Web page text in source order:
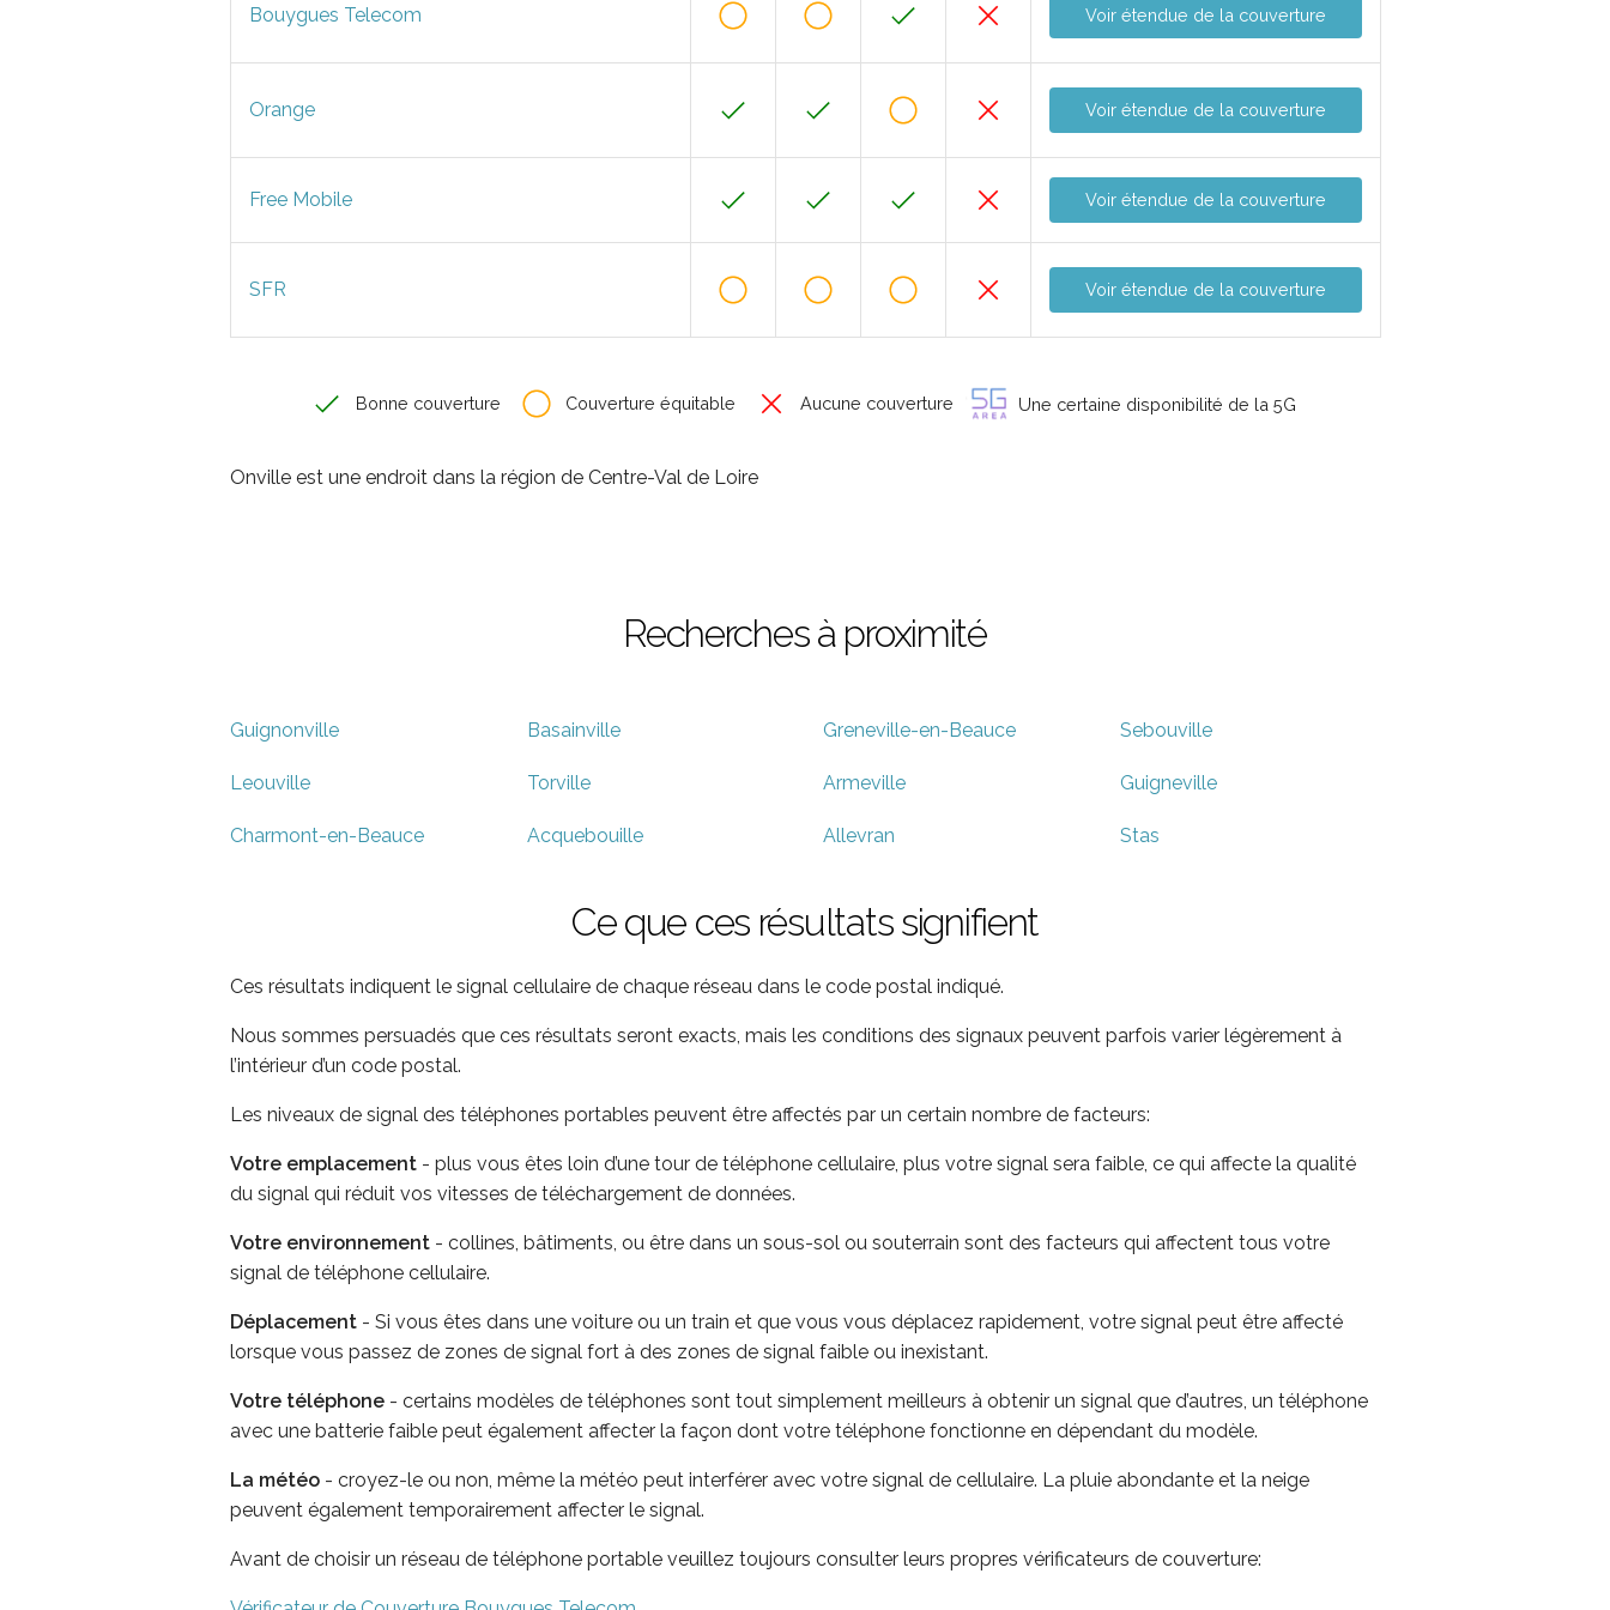
Bouygues Telecom Voir étendue de la couverture
Orange Voir étendue de la couverture
Free Mobile Voir étendue de la couverture
SFR Voir étendue de la couverture
Bonne couverture Couverture équitable Aucune couverture Une certaine disponibilité de la 5G
Onville est une endroit dans la région de Centre-Val de Loire
Recherches à proximité
Guignonville Basainville Greneville-en-Beauce Sebouville
Leouville Torville Armeville Guigneville
Charmont-en-Beauce Acquebouille Allevran Stas
Ce que ces résultats signifient
Ces résultats indiquent le signal cellulaire de chaque réseau dans le code postal indiqué.
Nous sommes persuadés que ces résultats seront exacts, mais les conditions des signaux peuvent parfois varier légèrement à
l’intérieur d’un code postal.
Les niveaux de signal des téléphones portables peuvent être affectés par un certain nombre de facteurs:
Votre emplacement - plus vous êtes loin d’une tour de téléphone cellulaire, plus votre signal sera faible, ce qui affecte la qualité
du signal qui réduit vos vitesses de téléchargement de données.
Votre environnement - collines, bâtiments, ou être dans un sous-sol ou souterrain sont des facteurs qui affectent tous votre
signal de téléphone cellulaire.
Déplacement - Si vous êtes dans une voiture ou un train et que vous vous déplacez rapidement, votre signal peut être affecté
lorsque vous passez de zones de signal fort à des zones de signal faible ou inexistant.
Votre téléphone - certains modèles de téléphones sont tout simplement meilleurs à obtenir un signal que d’autres, un téléphone
avec une batterie faible peut également affecter la façon dont votre téléphone fonctionne en dépendant du modèle.
La météo - croyez-le ou non, même la météo peut interférer avec votre signal de cellulaire. La pluie abondante et la neige
peuvent également temporairement affecter le signal.
Avant de choisir un réseau de téléphone portable veuillez toujours consulter leurs propres vérificateurs de couverture: